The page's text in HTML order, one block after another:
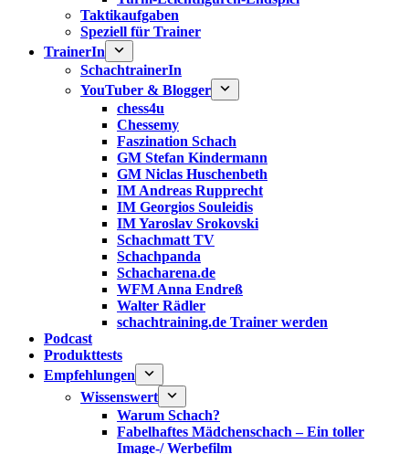
Taktikaufgaben
Speziell für Trainer
TrainerIn
SchachtrainerIn
YouTuber & Blogger
chess4u
Chessemy
Faszination Schach
GM Stefan Kindermann
GM Niclas Huschenbeth
IM Andreas Rupprecht
IM Georgios Souleidis
IM Yaroslav Srokovski
Schachmatt TV
Schachpanda
Schacharena.de
WFM Anna Endreß
Walter Rädler
schachtraining.de Trainer werden
Podcast
Produkttests
Empfehlungen
Wissenswert
Warum Schach?
Fabelhaftes Mädchenschach – Ein toller
Image-/ Werbefilm